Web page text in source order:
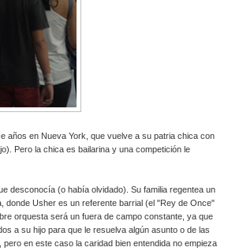
años en Nueva York, que vuelve a su patria chica con
Pero la chica es bailarina y una competición le
desconocía (o había olvidado). Su familia regentea un
Usher es un referente barrial (el "Rey de Once"
orquesta será un fuera de campo constante, ya que
a su hijo para que le resuelva algún asunto o de las
en este caso la caridad bien entendida no empieza